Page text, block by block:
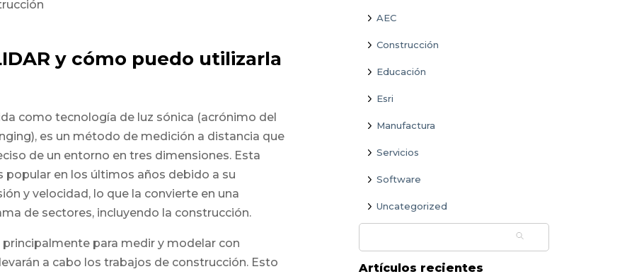
y cómo puedo utilizarla
como tecnología de luz sónica (acrónimo del
es un método de medición a distancia que
de un entorno en tres dimensiones. Esta
en los últimos años debido a su
y velocidad, lo que la convierte en una
de sectores, incluyendo la construcción.
principalmente para medir y modelar con
a cabo los trabajos de construcción. Esto
AEC
Construcción
Educación
Esri
Manufactura
Servicios
Software
Uncategorized
Artículos recientes